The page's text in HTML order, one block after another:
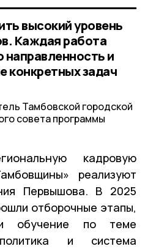
высокий уровень
Каждая работа
направленность и
конкретных задач
Тамбовской городской
совета программы
кадровую
реализуют
Первышова. В 2025
отборочные этапы,
обучение по теме
политика и система